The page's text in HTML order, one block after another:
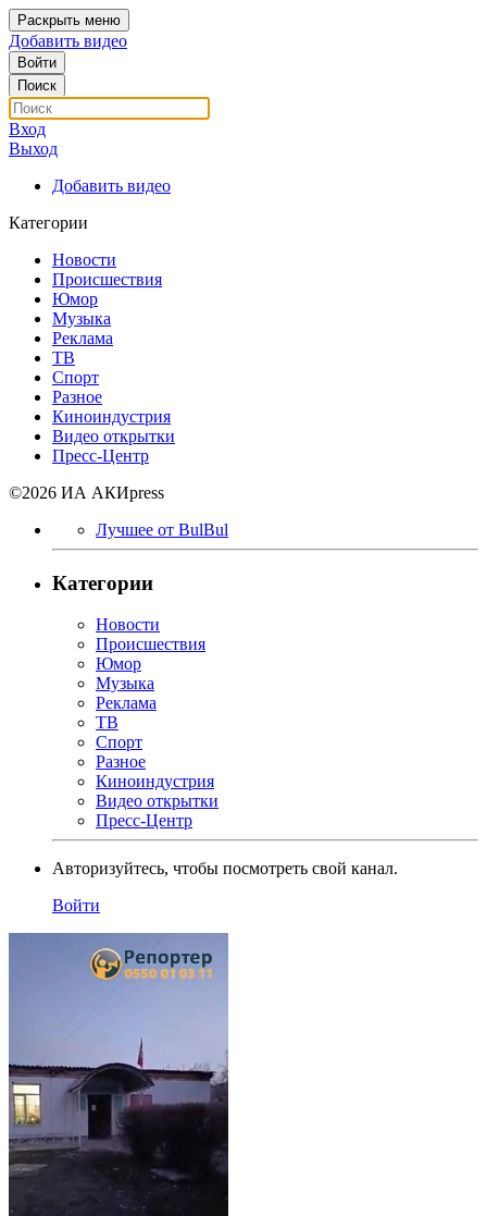
Раскрыть меню
Добавить видео
Войти
Поиск
Вход
Выход
Добавить видео
Категории
Новости
Происшествия
Юмор
Музыка
Реклама
ТВ
Спорт
Разное
Киноиндустрия
Видео открытки
Пресс-Центр
©2026 ИА АКИpress
Лучшее от BulBul
Категории
Новости
Происшествия
Юмор
Музыка
Реклама
ТВ
Спорт
Разное
Киноиндустрия
Видео открытки
Пресс-Центр
Авторизуйтесь, чтобы посмотреть свой канал.
Войти